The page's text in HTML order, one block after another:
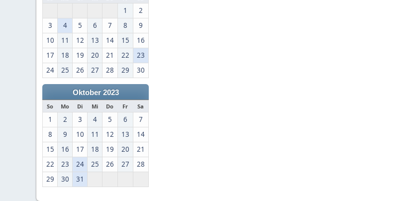
1
2
3
4 5 6 7 8
9
10
11 12 13 14 15
16
17
18 19 20 21 22
23
24
25 26 27 28 29 30
Oktober 2023
So Mo Di Mi Do Fr Sa
1 2 3 4 5 6
7
8
9 10 11 12 13
14
15
16 17 18 19 20
21
22
23 24 25 26 27
28
29
30 31